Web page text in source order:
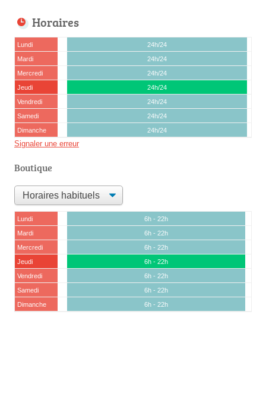
Horaires
Lundi
24h/24
Mardi
24h/24
Mercredi
24h/24
Jeudi
24h/24
Vendredi
24h/24
Samedi
24h/24
Dimanche
24h/24
Signaler une erreur
Boutique
Lundi
6h - 22h
Mardi
6h - 22h
Mercredi
6h - 22h
Jeudi
6h - 22h
Vendredi
6h - 22h
Samedi
6h - 22h
Dimanche
6h - 22h